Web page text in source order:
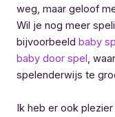
weg, maar geloof
Wil je nog meer
bijvoorbeeld baby
baby door spel,
spelenderwijs te
Ik heb er ook